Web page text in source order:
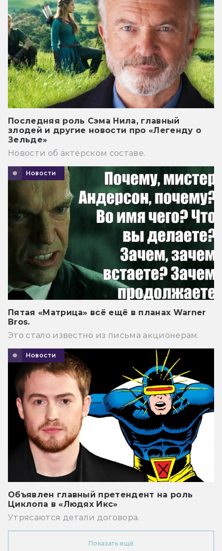
Последняя роль Сэма Нила, главный
злодей и другие новости про «Легенду о
Зельде»
Новости об актёрском составе.
Новости
Пятая «Матрица» всё ещё в планах Warner
Bros.
Это стало известно из письма акционерам.
Новости
Объявлен главный претендент на роль
Циклопа в «Людях Икс»
Утрясаются детали договора.
Показать ещё